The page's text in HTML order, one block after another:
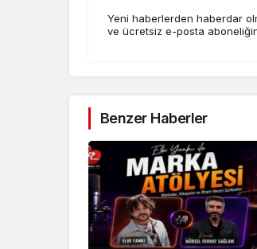
Yeni haberlerden haberdar
ve ücretsiz e-posta
Benzer Haberler